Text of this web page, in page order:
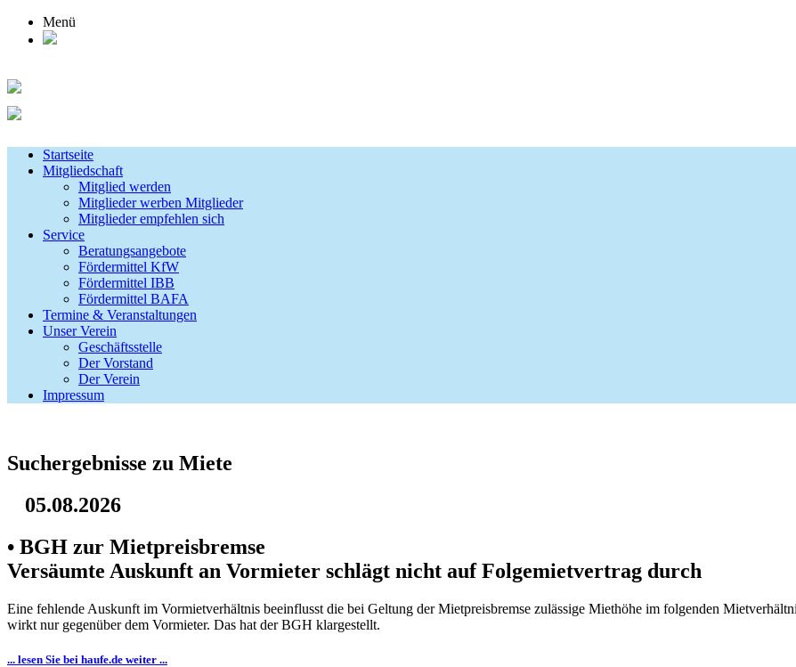
Menü
Startseite
Mitgliedschaft
Mitglied werden
Mitglieder werben Mitglieder
Mitglieder empfehlen sich
Service
Beratungsangebote
Fördermittel KfW
Fördermittel IBB
Fördermittel BAFA
Termine & Veranstaltungen
Unser Verein
Geschäftsstelle
Der Vorstand
Der Verein
Impressum
Suchergebnisse zu Miete
05.08.2026
• BGH zur Mietpreisbremse
Versäumte Auskunft an Vormieter schlägt nicht auf Folgemietvertrag durch
Eine fehlende Auskunft im Vormietverhältnis beeinflusst die bei Geltung der Mietpreisbremse zulässige Miethöhe im folgenden
wirkt nur gegenüber dem Vormieter. Das hat der BGH klargestellt.
... lesen Sie bei haufe.de weiter ...